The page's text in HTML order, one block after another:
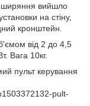
ширяння вийшло
на стіну,
кронштейн.
від 2 до 4,5
Вага 10кг.
пульт керування
pult-